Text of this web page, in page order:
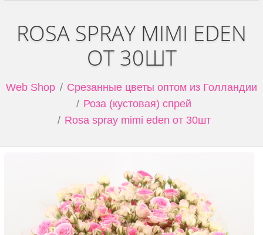
ROSA SPRAY MIMI EDEN
ОТ 30ШТ
Web Shop
Срезанные цветы оптом из Голландии
Роза (кустовая) спрей
Rosa spray mimi eden от 30шт